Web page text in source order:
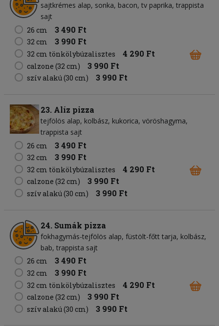
sajtkrémes alap sonka bacon tv paprika trappista
sajt
26 cm
3 490 Ft
32 cm 3 990 Ft
32 cm tönkölybúzalisztes 4 290 Ft
calzone (32 cm) 3 990 Ft
szív alakú (30 cm) 3 990 Ft
23. Alíz pizza
tejfölös alap kolbász kukorica vöröshagyma
trappista sajt
26 cm
3 490 Ft
32 cm 3 990 Ft
32 cm tönkölybúzalisztes 4 290 Ft
calzone (32 cm) 3 990 Ft
szív alakú (30 cm) 3 990 Ft
24. Sumák pizza
fokhagymás-tejfölös alap füstölt-főtt tarja kolbász
bab trappista sajt
26 cm
3 490 Ft
32 cm 3 990 Ft
32 cm tönkölybúzalisztes 4 290 Ft
calzone (32 cm) 3 990 Ft
szív alakú (30 cm) 3 990 Ft